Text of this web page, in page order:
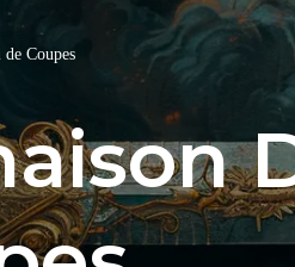
Coupes